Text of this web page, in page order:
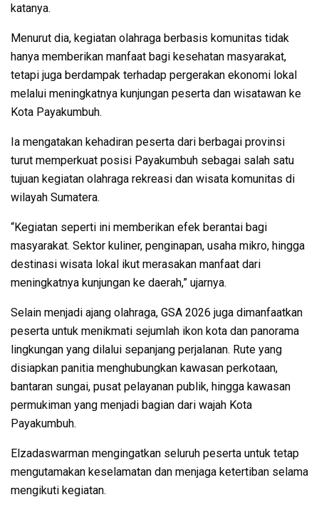
katanya.
Menurut dia, kegiatan olahraga berbasis komunitas tidak
hanya memberikan manfaat bagi kesehatan masyarakat,
tetapi juga berdampak terhadap pergerakan ekonomi lokal
melalui meningkatnya kunjungan peserta dan wisatawan ke
Kota Payakumbuh.
Ia mengatakan kehadiran peserta dari berbagai provinsi
turut memperkuat posisi Payakumbuh sebagai salah satu
tujuan kegiatan olahraga rekreasi dan wisata komunitas di
wilayah Sumatera.
“Kegiatan seperti ini memberikan efek berantai bagi
masyarakat. Sektor kuliner, penginapan, usaha mikro, hingga
destinasi wisata lokal ikut merasakan manfaat dari
meningkatnya kunjungan ke daerah,” ujarnya.
Selain menjadi ajang olahraga, GSA 2026 juga dimanfaatkan
peserta untuk menikmati sejumlah ikon kota dan panorama
lingkungan yang dilalui sepanjang perjalanan. Rute yang
disiapkan panitia menghubungkan kawasan perkotaan,
bantaran sungai, pusat pelayanan publik, hingga kawasan
permukiman yang menjadi bagian dari wajah Kota
Payakumbuh.
Elzadaswarman mengingatkan seluruh peserta untuk tetap
mengutamakan keselamatan dan menjaga ketertiban selama
mengikuti kegiatan.